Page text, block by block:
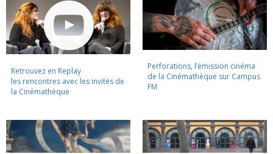
Retrouvez en Replay
les rencontres avec les invités de
la Cinémathèque
Perforations, l’émission cinéma
de la Cinémathèque sur Campus
FM